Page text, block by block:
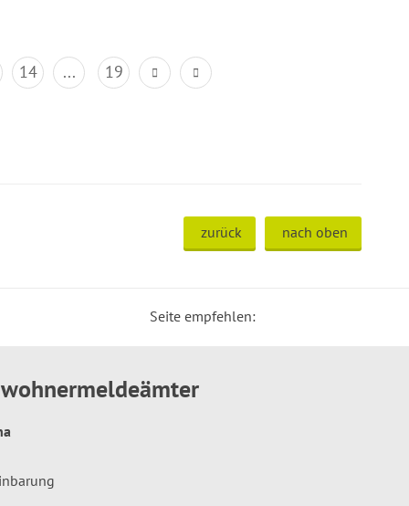
14 ... 19
zurück nach oben
Seite empfehlen: